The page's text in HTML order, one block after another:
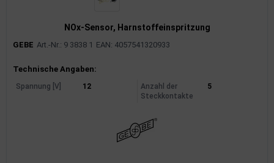
NOx-Sensor, Harnstoffeinspritzung
GEBE Art.-Nr.: 9 3838 1 EAN: 4057541320933
Produktinformationen
Technische Angaben:
Spannung [V] 12
Anzahl der
Steckkontakte
5